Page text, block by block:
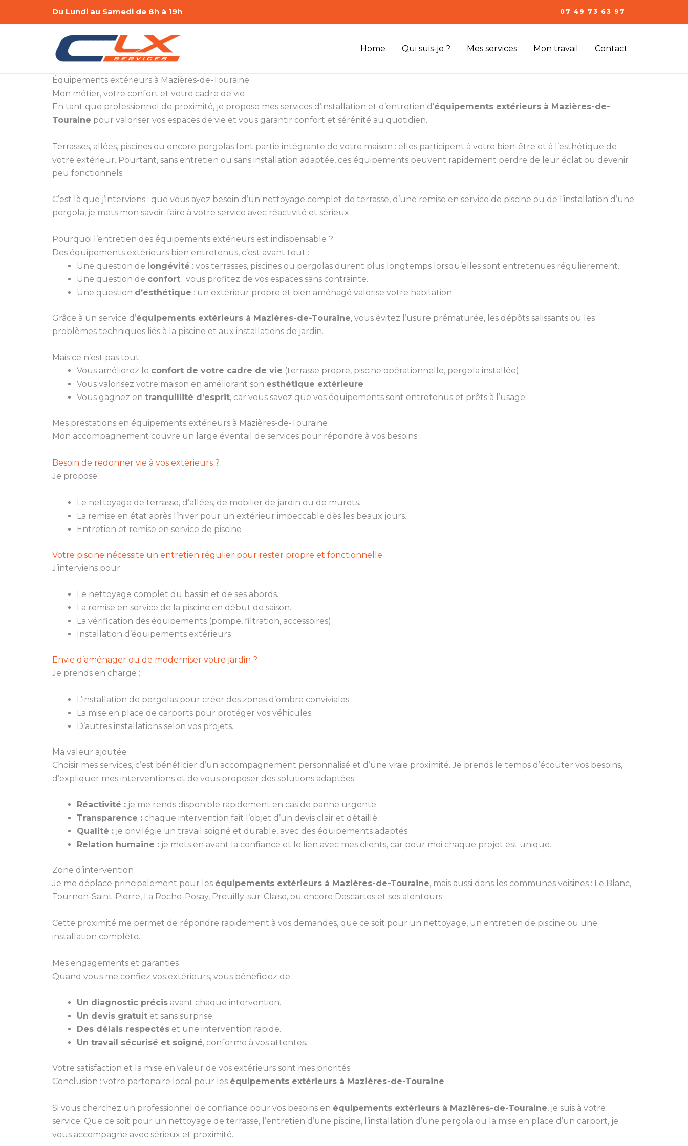
Du Lundi au Samedi de 8h à 19h 07 49 73 63 97
Home Qui suis-je ? Mes services Mon travail Contact
Équipements extérieurs à Mazières-de-Touraine
Mon métier, votre confort et votre cadre de vie
En tant que professionnel de proximité, je propose mes services d’installation et d’entretien d’équipements extérieurs à Mazières-de-
Touraine pour valoriser vos espaces de vie et vous garantir confort et sérénité au quotidien.
Terrasses, allées, piscines ou encore pergolas font partie intégrante de votre maison : elles participent à votre bien-être et à l’esthétique de
votre extérieur. Pourtant, sans entretien ou sans installation adaptée, ces équipements peuvent rapidement perdre de leur éclat ou devenir
peu fonctionnels.
C’est là que j’interviens : que vous ayez besoin d’un nettoyage complet de terrasse, d’une remise en service de piscine ou de l’installation d’une
pergola, je mets mon savoir-faire à votre service avec réactivité et sérieux.
Pourquoi l’entretien des équipements extérieurs est indispensable ?
Des équipements extérieurs bien entretenus, c’est avant tout :
Une question de longévité : vos terrasses, piscines ou pergolas durent plus longtemps lorsqu’elles sont entretenues régulièrement.
Une question de confort : vous profitez de vos espaces sans contrainte.
Une question d’esthétique : un extérieur propre et bien aménagé valorise votre habitation.
Grâce à un service d’équipements extérieurs à Mazières-de-Touraine, vous évitez l’usure prématurée, les dépôts salissants ou les
problèmes techniques liés à la piscine et aux installations de jardin.
Mais ce n’est pas tout :
Vous améliorez le confort de votre cadre de vie (terrasse propre, piscine opérationnelle, pergola installée).
Vous valorisez votre maison en améliorant son esthétique extérieure.
Vous gagnez en tranquillité d’esprit, car vous savez que vos équipements sont entretenus et prêts à l’usage.
Mes prestations en équipements extérieurs à Mazières-de-Touraine
Mon accompagnement couvre un large éventail de services pour répondre à vos besoins :
Besoin de redonner vie à vos extérieurs ?
Je propose :
Le nettoyage de terrasse, d’allées, de mobilier de jardin ou de murets.
La remise en état après l’hiver pour un extérieur impeccable dès les beaux jours.
Entretien et remise en service de piscine
Votre piscine nécessite un entretien régulier pour rester propre et fonctionnelle.
J’interviens pour :
Le nettoyage complet du bassin et de ses abords.
La remise en service de la piscine en début de saison.
La vérification des équipements (pompe, filtration, accessoires).
Installation d’équipements extérieurs
Envie d’aménager ou de moderniser votre jardin ?
Je prends en charge :
L’installation de pergolas pour créer des zones d’ombre conviviales.
La mise en place de carports pour protéger vos véhicules.
D’autres installations selon vos projets.
Ma valeur ajoutée
Choisir mes services, c’est bénéficier d’un accompagnement personnalisé et d’une vraie proximité. Je prends le temps d’écouter vos besoins,
d’expliquer mes interventions et de vous proposer des solutions adaptées.
Réactivité : je me rends disponible rapidement en cas de panne urgente.
Transparence : chaque intervention fait l’objet d’un devis clair et détaillé.
Qualité : je privilégie un travail soigné et durable, avec des équipements adaptés.
Relation humaine : je mets en avant la confiance et le lien avec mes clients, car pour moi chaque projet est unique.
Zone d’intervention
Je me déplace principalement pour les équipements extérieurs à Mazières-de-Touraine, mais aussi dans les communes voisines : Le Blanc,
Tournon-Saint-Pierre, La Roche-Posay, Preuilly-sur-Claise, ou encore Descartes et ses alentours.
Cette proximité me permet de répondre rapidement à vos demandes, que ce soit pour un nettoyage, un entretien de piscine ou une
installation complète.
Mes engagements et garanties
Quand vous me confiez vos extérieurs, vous bénéficiez de :
Un diagnostic précis avant chaque intervention.
Un devis gratuit et sans surprise.
Des délais respectés et une intervention rapide.
Un travail sécurisé et soigné, conforme à vos attentes.
Votre satisfaction et la mise en valeur de vos extérieurs sont mes priorités.
Conclusion : votre partenaire local pour les équipements extérieurs à Mazières-de-Touraine
Si vous cherchez un professionnel de confiance pour vos besoins en équipements extérieurs à Mazières-de-Touraine, je suis à votre
service. Que ce soit pour un nettoyage de terrasse, l’entretien d’une piscine, l’installation d’une pergola ou la mise en place d’un carport, je
vous accompagne avec sérieux et proximité.